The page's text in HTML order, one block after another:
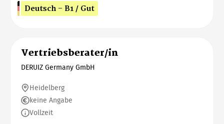
Deutsch - B1 / Gut
Vertriebsberater/in
DERUIZ Germany GmbH
Heidelberg
keine Angabe
Vollzeit